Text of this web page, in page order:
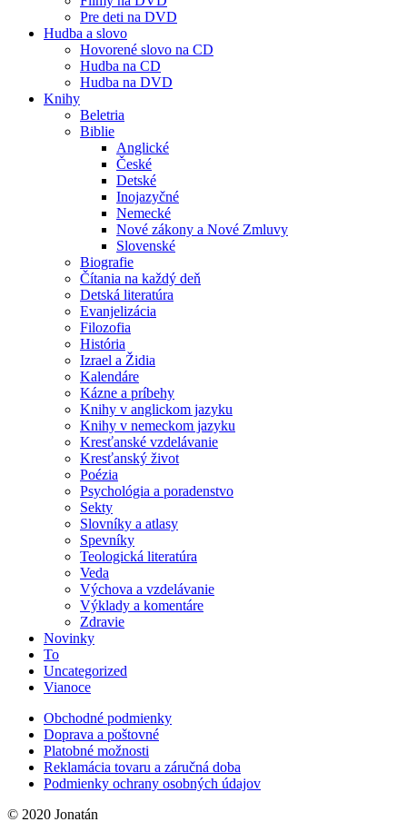
Pre deti na DVD
Hudba a slovo
Hovorené slovo na CD
Hudba na CD
Hudba na DVD
Knihy
Beletria
Biblie
Anglické
České
Detské
Inojazyčné
Nemecké
Nové zákony a Nové Zmluvy
Slovenské
Biografie
Čítania na každý deň
Detská literatúra
Evanjelizácia
Filozofia
História
Izrael a Židia
Kalendáre
Kázne a príbehy
Knihy v anglickom jazyku
Knihy v nemeckom jazyku
Kresťanské vzdelávanie
Kresťanský život
Poézia
Psychológia a poradenstvo
Sekty
Slovníky a atlasy
Spevníky
Teologická literatúra
Veda
Výchova a vzdelávanie
Výklady a komentáre
Zdravie
Novinky
To
Uncategorized
Vianoce
Obchodné podmienky
Doprava a poštovné
Platobné možnosti
Reklamácia tovaru a záručná doba
Podmienky ochrany osobných údajov
© 2020 Jonatán